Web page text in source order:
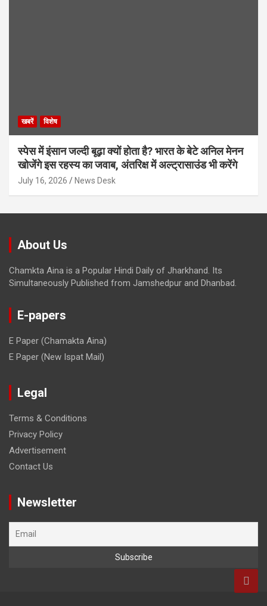
खबरें विशेष
स्पेस में इंसान जल्दी बूढ़ा क्यों होता है? भारत के बेटे अनिल मेनन
खोजेंगे इस रहस्य का जवाब, अंतरिक्ष में अल्ट्रासाउंड भी करेंगे
July 16, 2026 News Desk
About Us
Chamkta Aina is a Popular Hindi Daily of Jharkhand. Its
Simultaneously Published from Jamshedpur and Dhanbad.
E-papers
E Paper (Chamakta Aina)
E Paper (New Ispat Mail)
Legal
Terms & Conditions
Privacy Policy
Advertisement
Contact Us
Newsletter